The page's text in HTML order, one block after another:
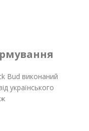
Bud виконаний
українського